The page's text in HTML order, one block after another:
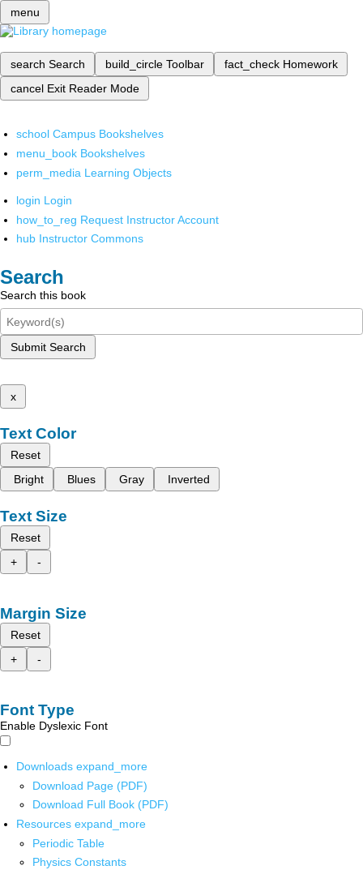
menu
search Search build_circle Toolbar fact_check Homework
cancel Exit Reader Mode
school Campus Bookshelves
menu_book Bookshelves
perm_media Learning Objects
login Login
how_to_reg Request Instructor Account
hub Instructor Commons
Search
Search this book
Submit Search
x
Text Color
Reset
Bright
Blues Gray Inverted
Text Size
Reset
+
-
Margin Size
Reset
+
-
Font Type
Enable Dyslexic Font
Downloads expand_more
Download Page (PDF)
Download Full Book (PDF)
Resources expand_more
Periodic Table
Physics Constants